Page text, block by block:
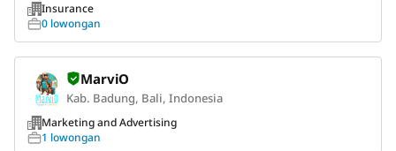
Insurance
0 lowongan
MarviO
Kab. Badung, Bali, Indonesia
Marketing and Advertising
1 lowongan